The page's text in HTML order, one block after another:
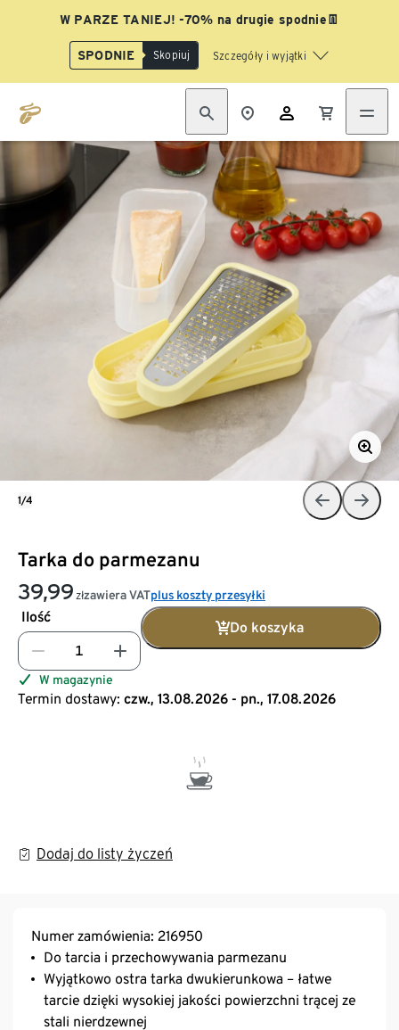
W PARZE TANIEJ! -70% na drugie spodnie👖
SPODNIE Skopiuj Szczegóły i wyjątki
Tarka do parmezanu
39,99 złzawiera VATplus koszty przesyłki
Ilość
Do koszyka
W magazynie
Termin dostawy: czw., 13.08.2026 - pn., 17.08.2026
Dodaj do listy życzeń
1/4
Numer zamówienia: 216950
Do tarcia i przechowywania parmezanu
Wyjątkowo ostra tarka dwukierunkowa – łatwe
tarcie dzięki wysokiej jakości powierzchni trącej ze
stali nierdzewnej